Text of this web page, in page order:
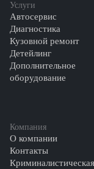
Услуги
Автосервис
Диагностика
Кузовной ремонт
Детейлинг
Дополнительное
оборудование
Компания
О компании
Контакты
Криминалистическая